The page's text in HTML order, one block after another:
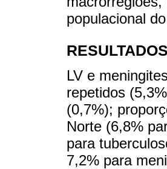
populacional
LV e
repetidos
(0,7%);
Norte (6,8%
para
7,2% para